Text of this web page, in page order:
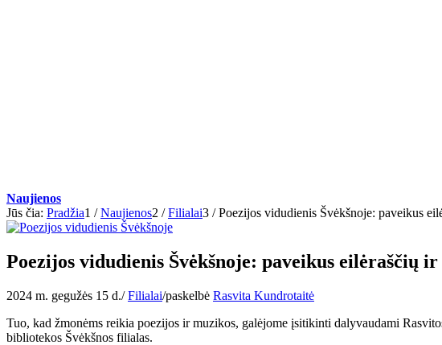
Naujienos
Jūs čia: Pradžia1 / Naujienos2 / Filialai3 / Poezijos vidudienis Švėkšnoje: paveikus
Poezijos vidudienis Švėkšnoje: paveikus eilėraščių
2024 m. gegužės 15 d./ Filialai/paskelbė Rasvita Kundrotaitė
Tuo, kad žmonėms reikia poezijos ir muzikos, galėjome įsitikinti dalyvaudami
bibliotekos Švėkšnos filialas.